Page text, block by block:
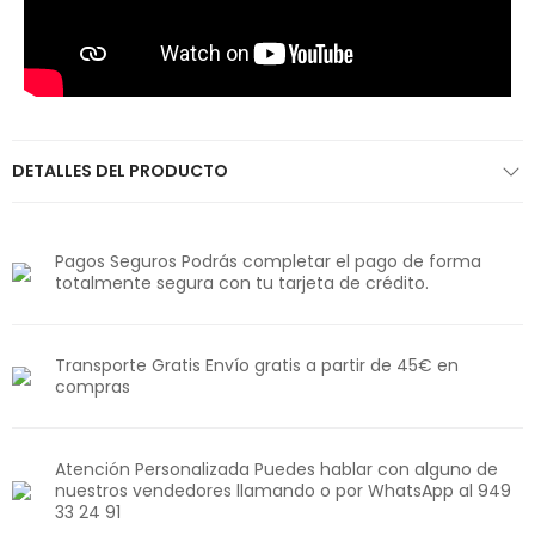
DETALLES DEL PRODUCTO
Pagos Seguros Podrás completar el pago de forma
totalmente segura con tu tarjeta de crédito.
Transporte Gratis Envío gratis a partir de 45€ en
compras
Atención Personalizada Puedes hablar con alguno de
nuestros vendedores llamando o por WhatsApp al 949
33 24 91